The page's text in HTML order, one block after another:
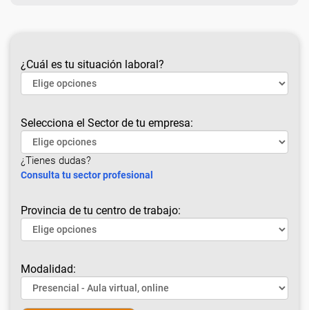
¿Cuál es tu situación laboral?
Selecciona el Sector de tu empresa:
¿Tienes dudas?
Consulta tu sector profesional
Provincia de tu centro de trabajo:
Modalidad: